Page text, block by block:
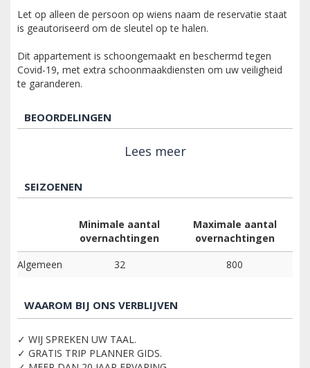
Let op alleen de persoon op wiens naam de reservatie staat
is geautoriseerd om de sleutel op te halen.
Dit appartement is schoongemaakt en beschermd tegen
Covid-19, met extra schoonmaakdiensten om uw veiligheid
te garanderen.
BEOORDELINGEN
Lees meer
SEIZOENEN
Minimale aantal
overnachtingen
Maximale aantal
overnachtingen
Algemeen
32 800
WAAROM BIJ ONS VERBLIJVEN
✓ WIJ SPREKEN UW TAAL.
✓ GRATIS TRIP PLANNER GIDS.